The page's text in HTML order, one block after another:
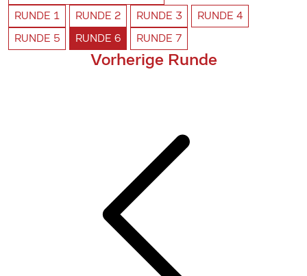
RUNDE 1 RUNDE 2 RUNDE 3 RUNDE 4
RUNDE 5 RUNDE 6 RUNDE 7
Vorherige Runde